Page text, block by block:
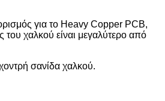
για το Heavy Copper PCB,
χαλκού είναι μεγαλύτερο από
σανίδα χαλκού.